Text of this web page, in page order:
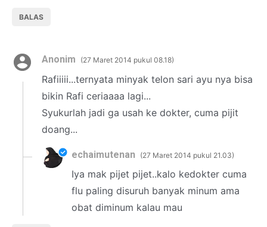
BALAS
Anonim 27 Maret 2014 pukul 08.18
Rafiiiii...ternyata minyak telon sari ayu nya bisa
bikin Rafi ceriaaaa lagi...
Syukurlah jadi ga usah ke dokter, cuma pijit
doang...
echaimutenan 27 Maret 2014 pukul 21.03
Iya mak pijet pijet..kalo kedokter cuma
flu paling disuruh banyak minum ama
obat diminum kalau mau